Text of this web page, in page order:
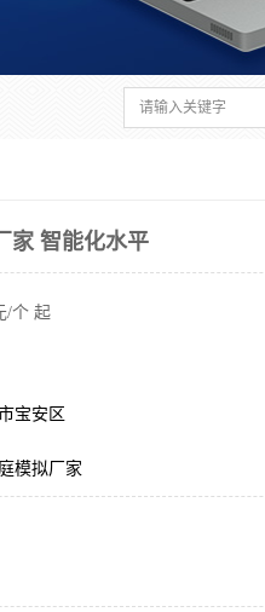
家 智能化水平
/个 起
宝安区
模拟厂家